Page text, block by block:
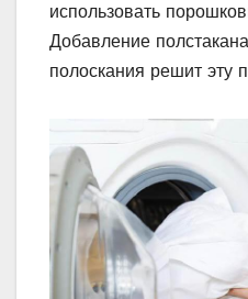
использовать
Добавление
полоскания решит эту